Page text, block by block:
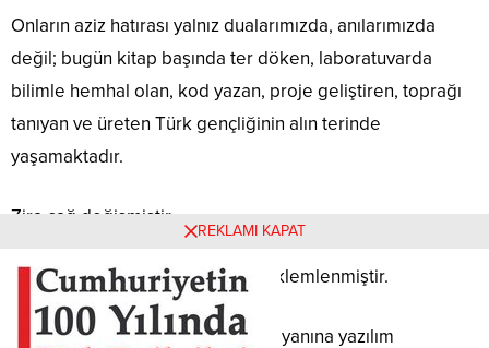
Onların aziz hatırası yalnız dualarımızda, anılarımızda
değil; bugün kitap başında ter döken, laboratuvarda
bilimle hemhal olan, kod yazan, proje geliştiren, toprağı
tanıyan ve üreten Türk gençliğinin alın terinde
yaşamaktadır.
Zira çağ değişmiştir.
Cenk meydanları, siber sahaya eklemlenmiştir.
Kılıcın yanına algoritma, sancağın yanına yazılım
REKLAMI KAPAT